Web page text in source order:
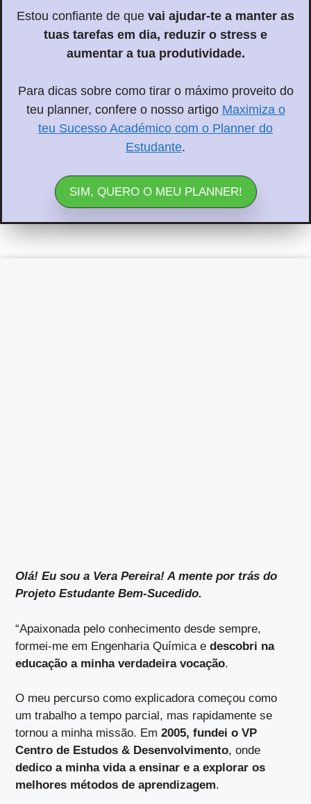
Estou confiante de que vai ajudar-te a manter as
tuas tarefas em dia, reduzir o stress e
aumentar a tua produtividade.
Para dicas sobre como tirar o máximo proveito do
teu planner, confere o nosso artigo Maximiza o
teu Sucesso Académico com o Planner do
Estudante.
SIM, QUERO O MEU PLANNER!
Olá! Eu sou a Vera Pereira!A mente por trás do
Projeto Estudante Bem-Sucedido.
“Apaixonada pelo conhecimento desde sempre,
formei-me em Engenharia Química e descobri na
educação a minha verdadeira vocação.
O meu percurso como explicadora começou como
um trabalho a tempo parcial, mas rapidamente se
tornou a minha missão. Em 2005, fundei o VP
Centro de Estudos & Desenvolvimento, onde
dedico a minha vida a ensinar e a explorar os
melhores métodos de aprendizagem.